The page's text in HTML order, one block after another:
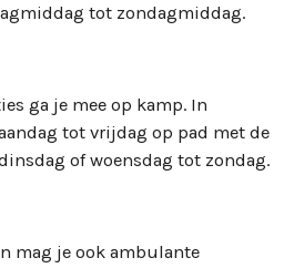
tot zondagmiddag.
ga je mee op kamp. In
tot vrijdag op pad met de
of woensdag tot zondag.
mag je ook ambulante